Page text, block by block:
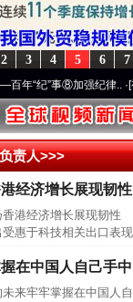
7
6
5
4
3
2
”事⑧加强纪律..·[视频]
责人>>>
经济增长展现韧性
港经济增长展现韧性
惠于科技相关出口表
在中国人自己手中
来牢牢掌握在中国人